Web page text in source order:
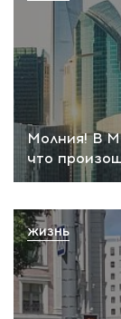
Молния! В
что
ЖИЗНЬ